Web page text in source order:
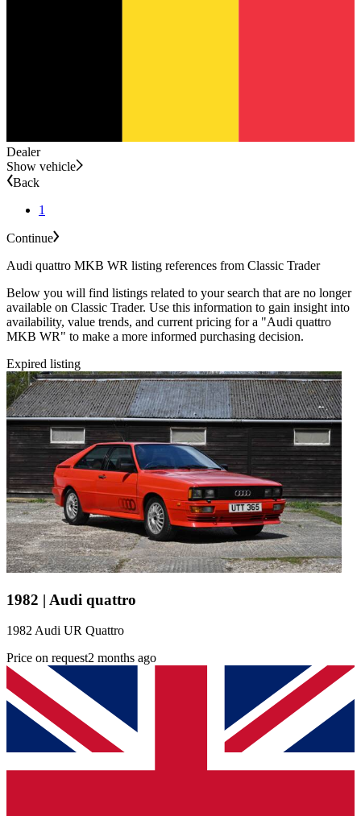
Dealer
Show vehicle
Back
1
Continue
Audi quattro MKB WR listing references from Classic Trader
Below you will find listings related to your search that are no longer
available on Classic Trader. Use this information to gain insight into
availability, value trends, and current pricing for a "Audi quattro
MKB WR" to make a more informed purchasing decision.
Expired listing
1982 | Audi quattro
1982 Audi UR Quattro
Price on request2 months ago